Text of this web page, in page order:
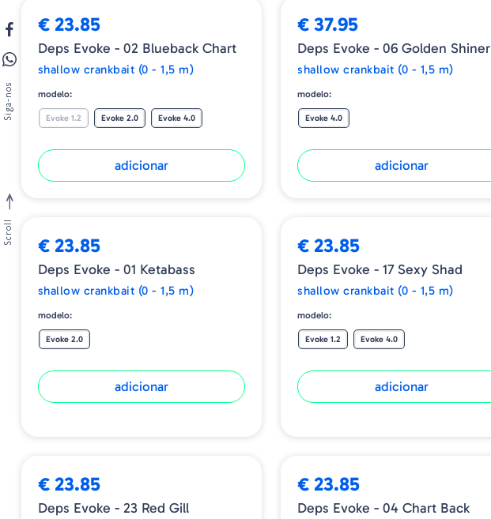
€ 23.85
Deps Evoke - 02 Blueback Chart
shallow crankbait (0 - 1,5 m)
modelo:
Evoke 1.2 Evoke 2.0 Evoke 4.0
adicionar
€ 37.95
Deps Evoke - 06 Golden Shiner
shallow crankbait (0 - 1,5 m)
modelo:
Evoke 4.0
adicionar
€ 23.85
Deps Evoke - 01 Ketabass
shallow crankbait (0 - 1,5 m)
modelo:
Evoke 2.0
adicionar
€ 23.85
Deps Evoke - 17 Sexy Shad
shallow crankbait (0 - 1,5 m)
modelo:
Evoke 1.2 Evoke 4.0
adicionar
€ 23.85
Deps Evoke - 23 Red Gill
€ 23.85
Deps Evoke - 04 Chart Back
Siga-nos
Scroll